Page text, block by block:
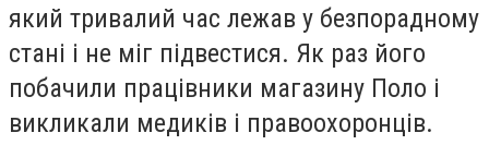
який тривалий час лежав у безпорадному
стані і не міг підвестися. Як раз його
побачили працівники магазину Поло і
викликали медиків і правоохоронців.